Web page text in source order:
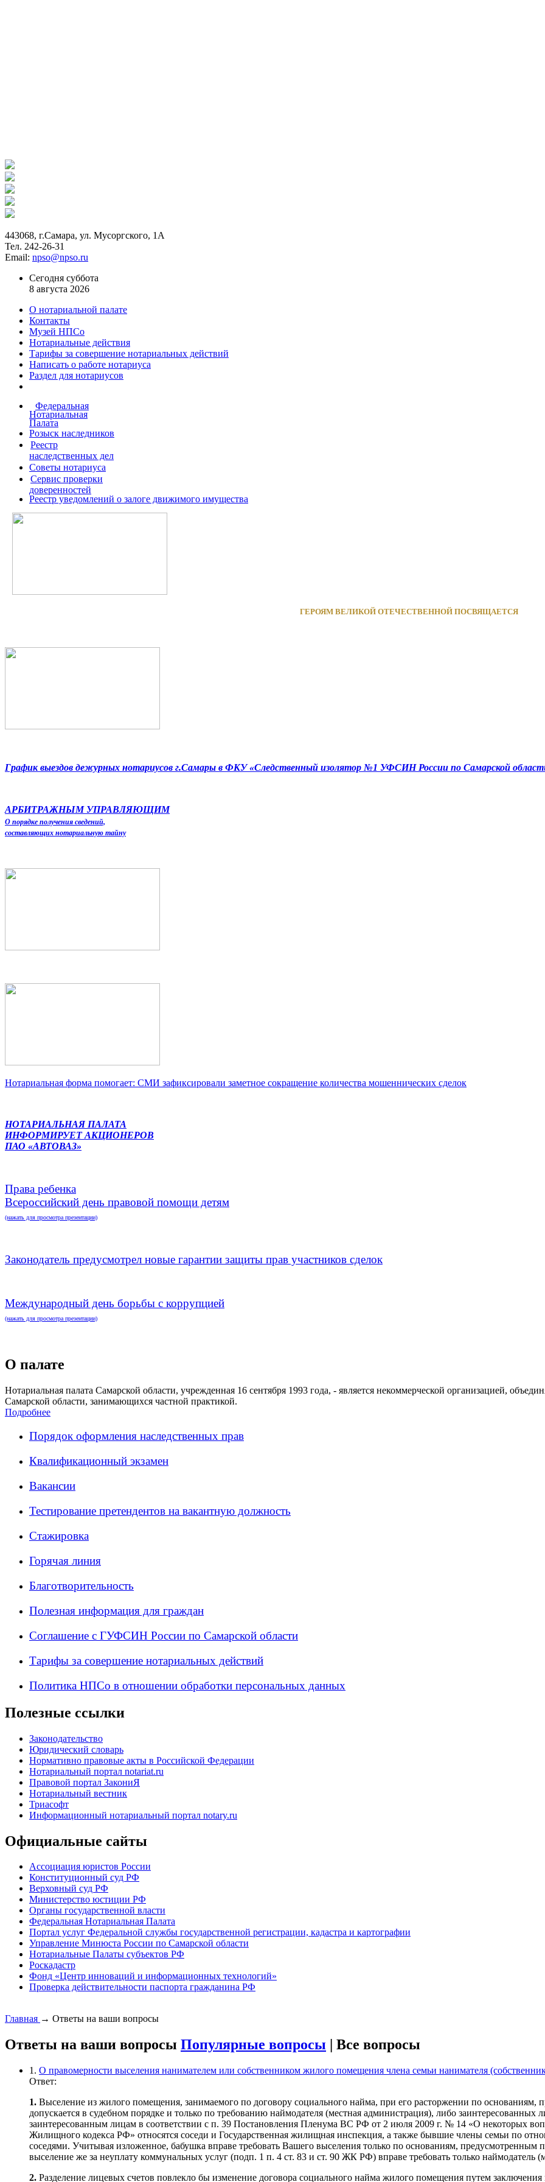
443068, г.Самара, ул. Мусоргского, 1А
Тел. 242-26-31
Email: npso@npso.ru
Сегодня суббота
8 августа 2026
О нотариальной палате
Контакты
Музей НПСо
Нотариальные действия
Тарифы за совершение нотариальных действий
Написать о работе нотариуса
Раздел для нотариусов
Федеральная
Нотариальная
Палата
Розыск наследников
Реестр
наследственных дел
Советы нотариуса
Сервис проверки
доверенностей
Реестр уведомлений о залоге движимого имущества
ГЕРОЯМ ВЕЛИКОЙ ОТЕЧЕСТВЕННОЙ ПОСВЯЩАЕТСЯ
График выездов дежурных нотариусов г.Самары в ФКУ «Следственный изолятор №1 УФСИН России по Самарской
АРБИТРАЖНЫМ УПРАВЛЯЮЩИМ
О порядке получения сведений,
составляющих нотариальную тайну
Нотариальная форма помогает: СМИ зафиксировали заметное сокращение количества мошеннических сделок
НОТАРИАЛЬНАЯ ПАЛАТА
ИНФОРМИРУЕТ АКЦИОНЕРОВ
ПАО «АВТОВАЗ»
Права ребенка
Всероссийский день правовой помощи детям
(нажать для просмотра презентации)
Законодатель предусмотрел новые гарантии защиты прав участников сделок
Международный день борьбы с коррупцией
(нажать для просмотра презентации)
О палате
Нотариальная палата Самарской области, учрежденная 16 сентября 1993 года, - является некоммерческой организацией,
Самарской области, занимающихся частной практикой.
Подробнее
Порядок оформления наследственных прав
Квалификационный экзамен
Вакансии
Тестирование претендентов на вакантную должность
Стажировка
Горячая линия
Благотворительность
Полезная информация для граждан
Соглашение с ГУФСИН России по Самарской области
Тарифы за совершение нотариальных действий
Политика НПСо в отношении обработки персональных данных
Полезные ссылки
Законодательство
Юридический словарь
Нормативно правовые акты в Российской Федерации
Нотариальный портал notariat.ru
Правовой портал ЗакониЯ
Нотариальный вестник
Триасофт
Информационный нотариальный портал notary.ru
Официальные сайты
Ассоциация юристов России
Конституционный суд РФ
Верховный суд РФ
Министерство юстиции РФ
Органы государственной власти
Федеральная Нотариальная Палата
Портал услуг Федеральной службы государственной регистрации, кадастра и картографии
Управление Минюста России по Самарской области
Нотариальные Палаты субъектов РФ
Роскадастр
Фонд «Центр инноваций и информационных технологий»
Проверка действительности паспорта гражданина РФ
Главная → Ответы на ваши вопросы
Ответы на ваши вопросы Популярные вопросы Все вопросы
1. О правомерности выселения нанимателем или собственником жилого помещения члена семьи нанимателя
Ответ:
1. Выселение из жилого помещения, занимаемого по договору социального найма, при его расторжении по
допускается в судебном порядке и только по требованию наймодателя (местная администрация), либо
заинтересованным лицам в соответствии с п. 39 Постановления Пленума ВС РФ от 2 июля 2009 г. № 14 «О некоторых
Жилищного кодекса РФ» относятся соседи и Государственная жилищная инспекция, а также бывшие члены семьи по
соседями. Учитывая изложенное, бабушка вправе требовать Вашего выселения только по основаниям,
выселение же за неуплату коммунальных услуг (подп. 1 п. 4 ст. 83 и ст. 90 ЖК РФ) вправе требовать только наймодатель
2. Разделение лицевых счетов повлекло бы изменение договора социального найма жилого помещения путем